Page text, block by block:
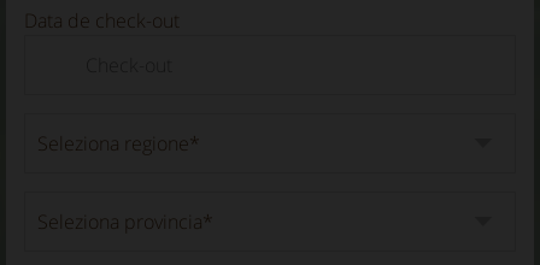
Data de check-out